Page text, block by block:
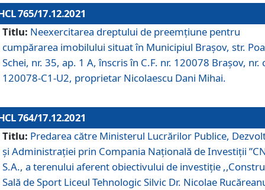
765/17.12.2021
Titlu: Neexercitarea dreptului de preemţiune pentru
cumpărarea imobilului situat în Municipiul Braşov, str.
Schei, nr. 35, ap. 1 A, înscris în C.F. nr. 120078 Brașov, nr.
120078-C1-U2, proprietar Nicolaescu Dani Mihai.
764/17.12.2021
Titlu: Predarea către Ministerul Lucrărilor Publice,
și Administrației prin Compania Naţională de Investiţii
S.A., a terenului aferent obiectivului de investiţie
Sală de Sport Liceul Tehnologic Silvic Dr. Nicolae